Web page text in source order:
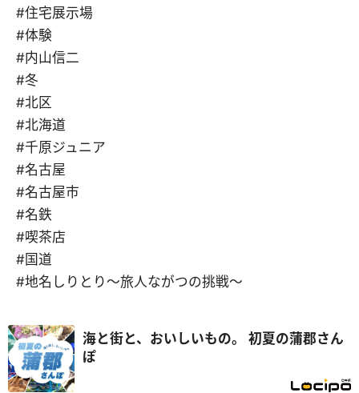
#住宅展示場
#体験
#内山信二
#冬
#北区
#北海道
#千原ジュニア
#名古屋
#名古屋市
#名鉄
#喫茶店
#国道
#地名しりとり～旅人ながつの挑戦～
海と街と、おいしいもの。 初夏の蒲郡さん
ぽ